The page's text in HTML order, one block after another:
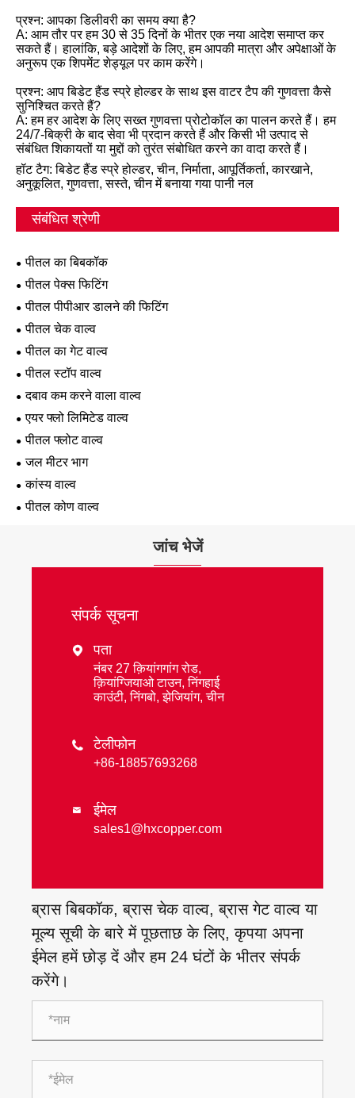
प्रश्न: आपका डिलीवरी का समय क्या है?
A: आम तौर पर हम 30 से 35 दिनों के भीतर एक नया आदेश समाप्त कर
सकते हैं। हालांकि, बड़े आदेशों के लिए, हम आपकी मात्रा और अपेक्षाओं के
अनुरूप एक शिपमेंट शेड्यूल पर काम करेंगे।
प्रश्न: आप बिडेट हैंड स्प्रे होल्डर के साथ इस वाटर टैप की गुणवत्ता कैसे
सुनिश्चित करते हैं?
A: हम हर आदेश के लिए सख्त गुणवत्ता प्रोटोकॉल का पालन करते हैं। हम
24/7-बिक्री के बाद सेवा भी प्रदान करते हैं और किसी भी उत्पाद से
संबंधित शिकायतों या मुद्दों को तुरंत संबोधित करने का वादा करते हैं।
हॉट टैग: बिडेट हैंड स्प्रे होल्डर, चीन, निर्माता, आपूर्तिकर्ता, कारखाने,
अनुकूलित, गुणवत्ता, सस्ते, चीन में बनाया गया पानी नल
संबंधित श्रेणी
पीतल का बिबकॉक
पीतल पेक्स फिटिंग
पीतल पीपीआर डालने की फिटिंग
पीतल चेक वाल्व
पीतल का गेट वाल्व
पीतल स्टॉप वाल्व
दबाव कम करने वाला वाल्व
एयर फ्लो लिमिटेड वाल्व
पीतल फ्लोट वाल्व
जल मीटर भाग
कांस्य वाल्व
पीतल कोण वाल्व
जांच भेजें
संपर्क सूचना
 पता
नंबर 27 क़ियांगगांग रोड,
क़ियांग्जियाओ टाउन, निंगहाई
काउंटी, निंगबो, झेजियांग, चीन
 टेलीफोन
+86-18857693268
 ईमेल
sales1@hxcopper.com
ब्रास बिबकॉक, ब्रास चेक वाल्व, ब्रास गेट वाल्व या
मूल्य सूची के बारे में पूछताछ के लिए, कृपया अपना
ईमेल हमें छोड़ दें और हम 24 घंटों के भीतर संपर्क
करेंगे।